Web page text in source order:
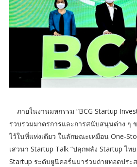
ภายในงานมหกรรม “BCG Startup
รวบรวมมาตรการและการสนับสนุนต่าง ๆ
ไว้ในที่แห่งเดียว ในลักษณะเหมือน One-
เสวนา Startup Talk “ปลุกพลัง Startup ไท
Startup ระดับยูนิคอร์นมาร่วมถ่ายทอดประ